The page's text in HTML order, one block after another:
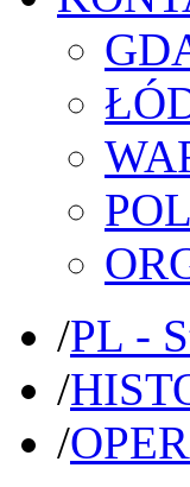
/PL -
/
/